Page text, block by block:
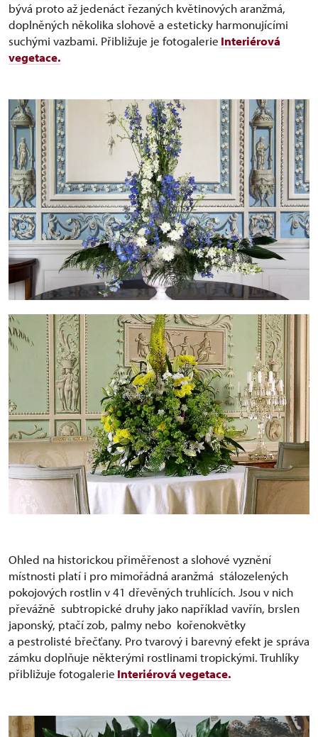
bývá proto až jedenáct řezaných květinových aranžmá,
doplněných několika slohově a esteticky harmonujícími
suchými vazbami. Přibližuje je fotogalerie Interiérová
vegetace.
Ohled na historickou přiměřenost a slohové vyznění
místnosti platí i pro mimořádná aranžmá stálozelených
pokojových rostlin v 41 dřevěných truhlících. Jsou v nich
převážně subtropické druhy jako například vavřín, brslen
japonský, ptačí zob, palmy nebo kořenokvětky
a pestrolisté břečťany. Pro tvarový i barevný efekt je správa
zámku doplňuje některými rostlinami tropickými. Truhlíky
přibližuje fotogalerie Interiérová vegetace.